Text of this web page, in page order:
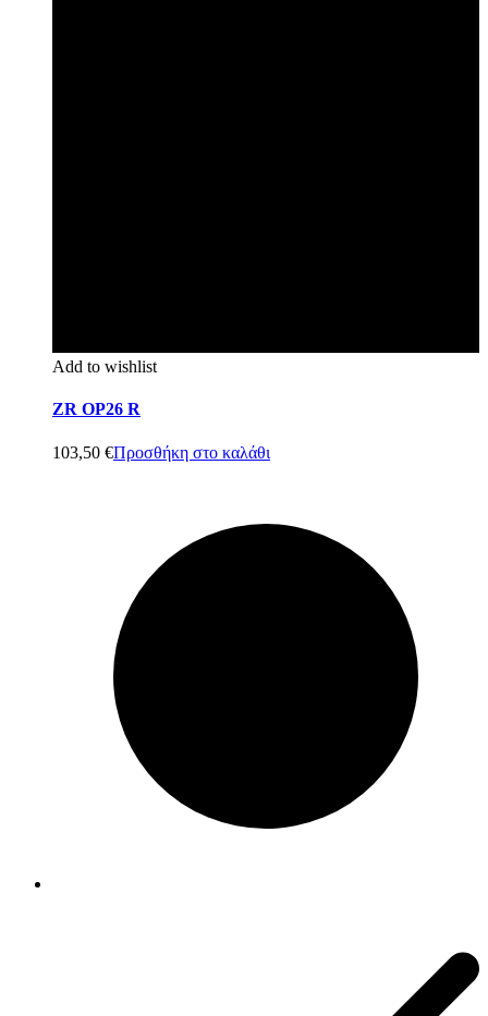
Add to wishlist
ZR OP26 R
103,50 €Προσθήκη στο καλάθι